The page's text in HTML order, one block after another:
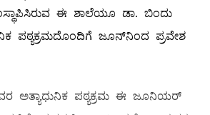
ಈ ಶಾಲೆಯೂ ಡಾ. ಬಿಂದು
ಪಠ್ಯಕ್ರಮದೊಂದಿಗೆ ಜೂನ್‌ನಿಂದ ಪ್ರವೇಶ
ಅತ್ಯಾಧುನಿಕ ಪಠ್ಯಕ್ರಮ ಈ ಜೂನಿಯರ್